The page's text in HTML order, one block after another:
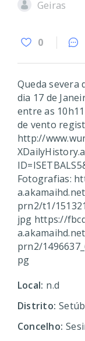
Geiras
0
Queda severa
dia 17 de
entre as
de vento
http://
Fotografias:
prn2/t1/
jpg https://
prn2/
pg
Local: n.d
Distrito:
Concelho: